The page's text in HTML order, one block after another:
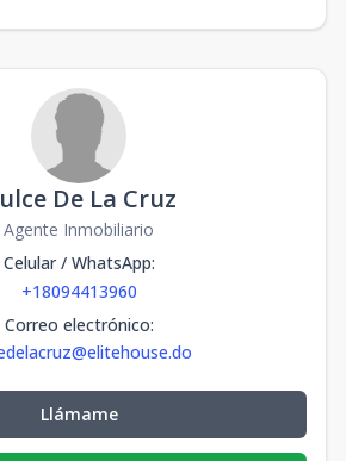
De La Cruz
Agente Inmobiliario
Celular / WhatsApp:
+18094413960
Correo electrónico:
Llámame